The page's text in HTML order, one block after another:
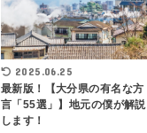
2025.06.25
最新版！【大分県の有名な方
言「55選」】地元の僕が解説
します！